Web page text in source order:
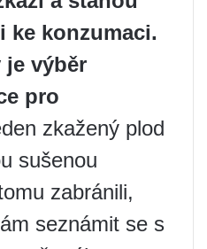
ke konzumaci.
je výběr
pro
zkažený plod
sušenou
zabránili,
seznámit se s